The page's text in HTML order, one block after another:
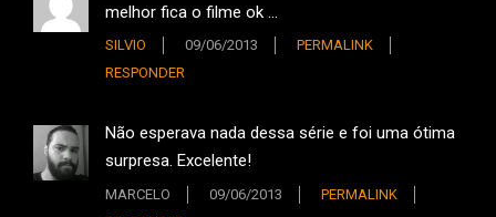
melhor fica o filme ok …
SILVIO 09/06/2013
PERMALINK
RESPONDER
Não esperava nada dessa série e foi uma ótima
surpresa. Excelente!
MARCELO 09/06/2013
PERMALINK